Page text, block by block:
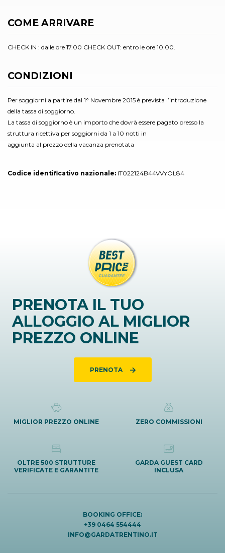
COME ARRIVARE
CHECK IN : dalle ore 17.00 CHECK OUT: entro le ore 10.00.
CONDIZIONI
Per soggiorni a partire dal 1° Novembre 2015 è prevista l’introduzione
della tassa di soggiorno.
La tassa di soggiorno è un importo che dovrà essere pagato presso la
struttura ricettiva per soggiorni da 1 a 10 notti in
aggiunta al prezzo della vacanza prenotata
Codice identificativo nazionale: IT022124B44VVYOL84
PRENOTA IL TUO
ALLOGGIO AL MIGLIOR
PREZZO ONLINE
PRENOTA
MIGLIOR PREZZO ONLINE ZERO COMMISSIONI
OLTRE 500 STRUTTURE
VERIFICATE E GARANTITE
GARDA GUEST CARD
INCLUSA
BOOKING OFFICE:
+39 0464 554444
INFO@GARDATRENTINO.IT